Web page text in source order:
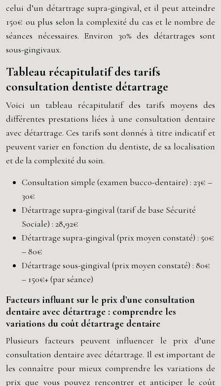
celui d’un détartrage supra-gingival, et il peut atteindre
150€ ou plus selon la complexité du cas et le nombre de
séances nécessaires. Environ 30% des détartrages sont
sous-gingivaux.
Tableau récapitulatif des tarifs
consultation dentiste détartrage
Voici un tableau récapitulatif des tarifs moyens des
différentes prestations liées à une consultation dentaire
avec détartrage. Ces tarifs sont donnés à titre indicatif et
peuvent varier en fonction du dentiste, de sa localisation
et de la complexité du soin.
Consultation simple (examen bucco-dentaire) : 23€ –
30€
Détartrage supra-gingival (tarif de base Sécurité
Sociale) : 28,92€
Détartrage supra-gingival (prix moyen constaté) : 50€
– 80€
Détartrage sous-gingival (prix moyen constaté) : 80€
– 150€+ (par séance)
Facteurs influant sur le prix d’une consultation
dentaire avec détartrage : comprendre les
variations du coût détartrage dentaire
Plusieurs facteurs peuvent influencer le prix d’une
consultation dentaire avec détartrage. Il est important de
les connaître pour mieux comprendre les variations de
prix que vous pouvez rencontrer et anticiper le coût